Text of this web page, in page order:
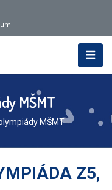
MŠMT
MŠMT
Z5,